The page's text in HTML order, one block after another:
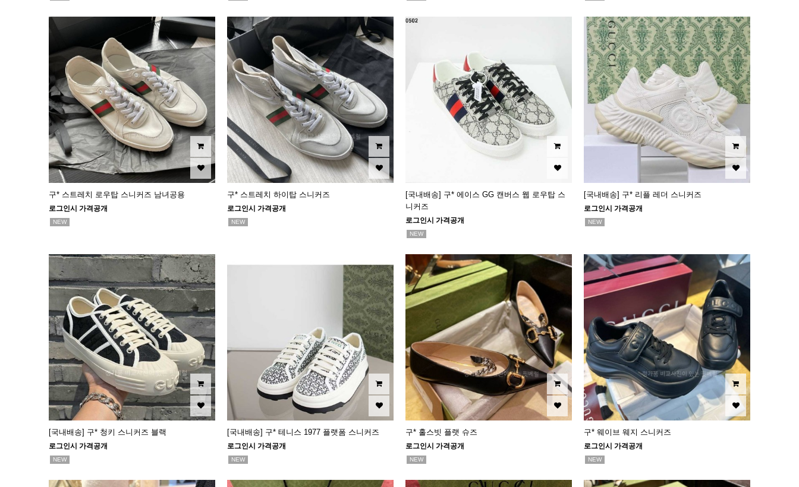
구* 스트레치 로우탑 스니커즈 남녀공용
로그인시 가격공개
NEW
구* 스트레치 하이탑 스니커즈
로그인시 가격공개
NEW
[국내배송] 구* 에이스 GG 캔버스 웹 로우탑 스
니커즈
로그인시 가격공개
NEW
[국내배송] 구* 리플 레더 스니커즈
로그인시 가격공개
NEW
[국내배송] 구* 청키 스니커즈 블랙
로그인시 가격공개
NEW
[국내배송] 구* 테니스 1977 플랫폼 스니커즈
로그인시 가격공개
NEW
구* 홀스빗 플랫 슈즈
로그인시 가격공개
NEW
구* 웨이브 웨지 스니커즈
로그인시 가격공개
NEW